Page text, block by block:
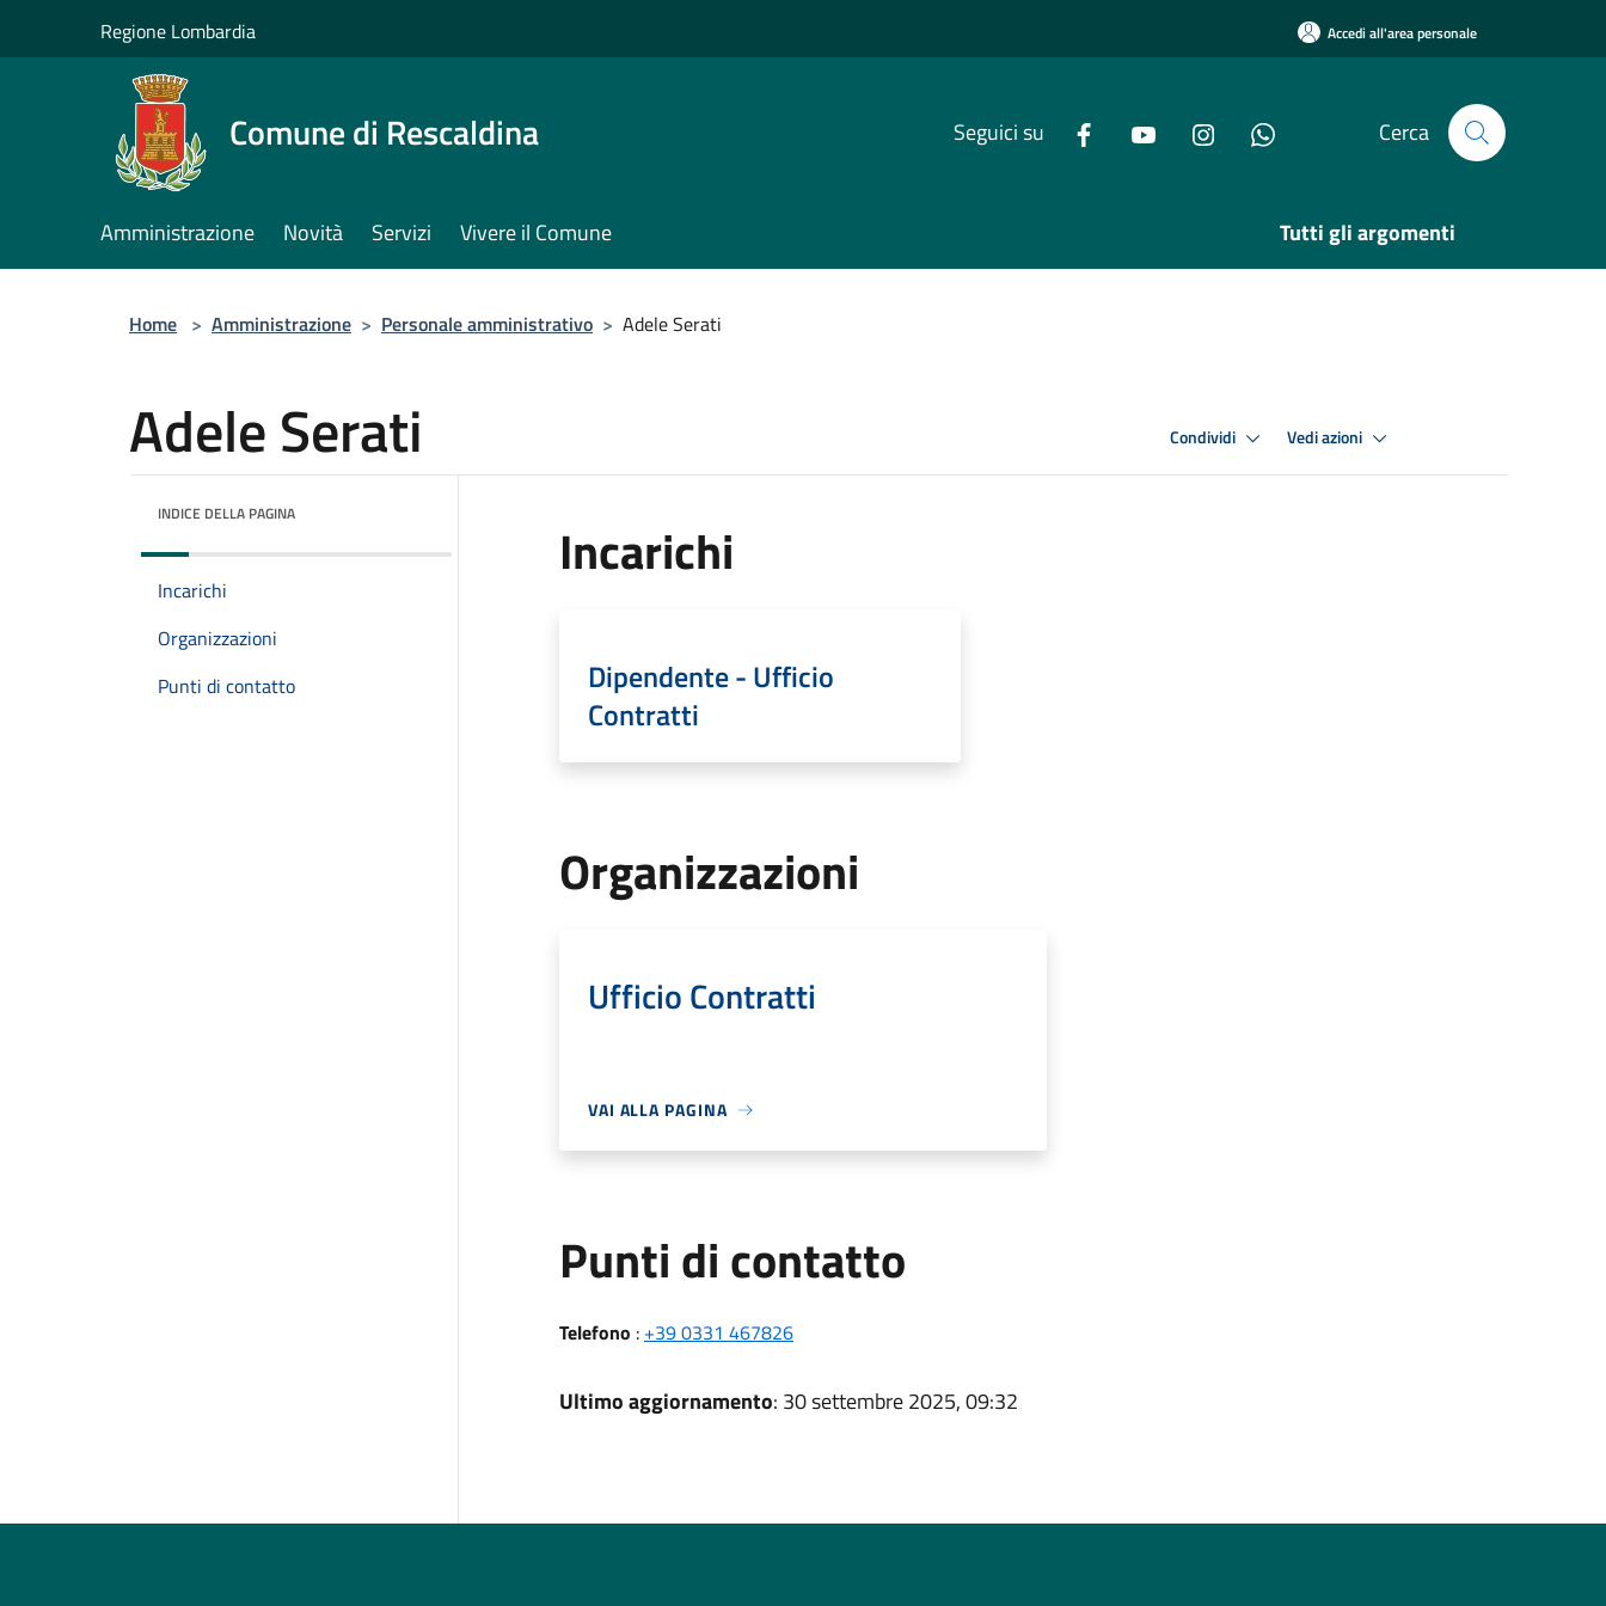
Regione Lombardia Accedi all'area personale
Comune di Rescaldina Seguici su Cerca
Amministrazione Novità Servizi Vivere il Comune Tutti gli argomenti
Home > Amministrazione > Personale amministrativo > Adele Serati
Adele Serati Condividi Vedi azioni
INDICE DELLA PAGINA
Incarichi
Organizzazioni
Punti di contatto
Incarichi
Dipendente - Ufficio
Contratti
Organizzazioni
Ufficio Contratti
VAI ALLA PAGINA
Punti di contatto
Telefono : +39 0331 467826
Ultimo aggiornamento: 30 settembre 2025, 09:32